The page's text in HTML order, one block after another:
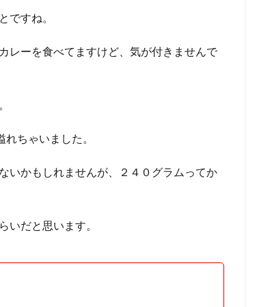
ですね。
レーを食べてますけど、気が付きませんで
ちゃいました。
いかもしれませんが、２４０グラムってか
いだと思います。